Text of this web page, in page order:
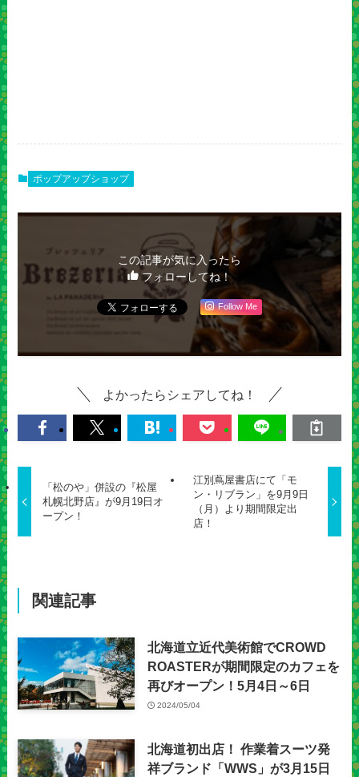
ポップアップショップ
この記事が気に入ったら
フォローしてね！
Follow Me
よかったらシェアしてね！
「松のや」併設の『松屋
札幌北野店』が9月19日オ
ープン！
江別蔦屋書店にて「モ
ン・リブラン」を9月9日
（月）より期間限定出
店！
関連記事
北海道立近代美術館でCROWD
ROASTERが期間限定のカフェを
再びオープン！5月4日～6日
2024/05/04
北海道初出店！ 作業着スーツ発
祥ブランド「WWS」が3月15日